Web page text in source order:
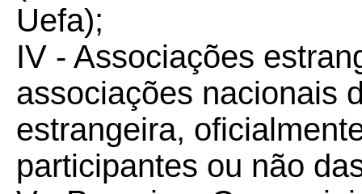
Uefa);
IV - Associações
associações nacionais
estrangeira,
participantes ou não